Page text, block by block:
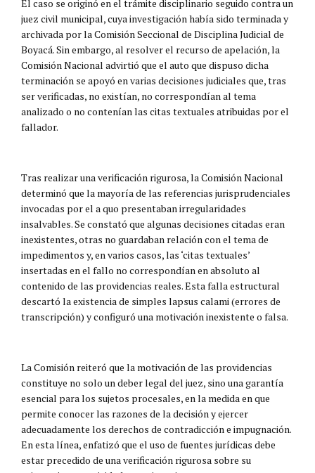
El caso se originó en el trámite disciplinario seguido contra un
juez civil municipal, cuya investigación había sido terminada y
archivada por la Comisión Seccional de Disciplina Judicial de
Boyacá. Sin embargo, al resolver el recurso de apelación, la
Comisión Nacional advirtió que el auto que dispuso dicha
terminación se apoyó en varias decisiones judiciales que, tras
ser verificadas, no existían, no correspondían al tema
analizado o no contenían las citas textuales atribuidas por el
fallador.
Tras realizar una verificación rigurosa, la Comisión Nacional
determinó que la mayoría de las referencias jurisprudenciales
invocadas por el a quo presentaban irregularidades
insalvables. Se constató que algunas decisiones citadas eran
inexistentes, otras no guardaban relación con el tema de
impedimentos y, en varios casos, las ‘citas textuales’
insertadas en el fallo no correspondían en absoluto al
contenido de las providencias reales. Esta falla estructural
descartó la existencia de simples lapsus calami (errores de
transcripción) y configuró una motivación inexistente o falsa.
La Comisión reiteró que la motivación de las providencias
constituye no solo un deber legal del juez, sino una garantía
esencial para los sujetos procesales, en la medida en que
permite conocer las razones de la decisión y ejercer
adecuadamente los derechos de contradicción e impugnación.
En esta línea, enfatizó que el uso de fuentes jurídicas debe
estar precedido de una verificación rigurosa sobre su